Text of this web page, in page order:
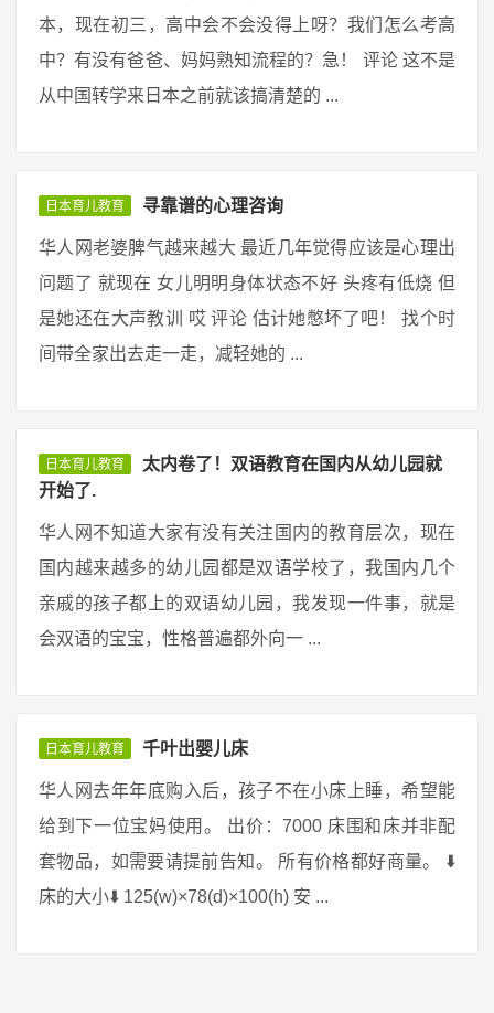
本，现在初三，高中会不会没得上呀？我们怎么考高
中？有没有爸爸、妈妈熟知流程的？急！ 评论 这不是
从中国转学来日本之前就该搞清楚的 ...
日本育儿教育 寻靠谱的心理咨询
华人网老婆脾气越来越大 最近几年觉得应该是心理出
问题了 就现在 女儿明明身体状态不好 头疼有低烧 但
是她还在大声教训 哎 评论 估计她憋坏了吧！ 找个时
间带全家出去走一走，减轻她的 ...
日本育儿教育
太内卷了！双语教育在国内从幼儿园就
开始了.
华人网不知道大家有没有关注国内的教育层次，现在
国内越来越多的幼儿园都是双语学校了，我国内几个
亲戚的孩子都上的双语幼儿园，我发现一件事，就是
会双语的宝宝，性格普遍都外向一 ...
日本育儿教育 千叶出婴儿床
华人网去年年底购入后，孩子不在小床上睡，希望能
给到下一位宝妈使用。 出价：7000 床围和床并非配
套物品，如需要请提前告知。 所有价格都好商量。 ⬇️
床的大小⬇️ 125(w)×78(d)×100(h) 安 ...